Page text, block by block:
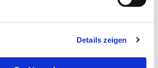
Details zeigen